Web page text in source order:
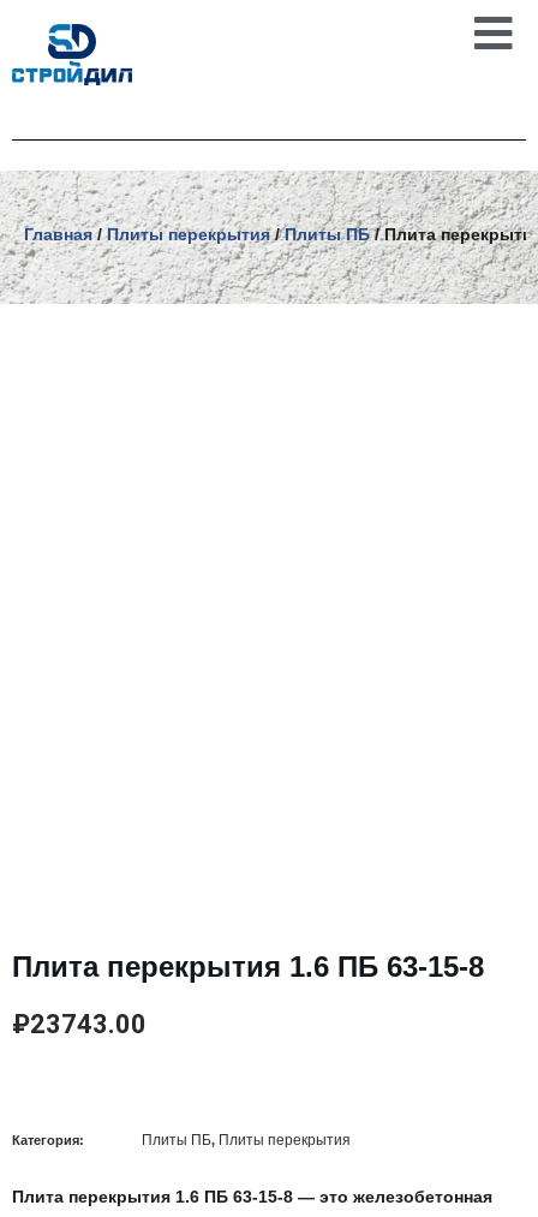
Перейти
Главная/Плиты перекрытия/Плиты ПБ/ Плита
Плита перекрытия 1.6 ПБ 63-15-8
₽23743.00
Категория: Плиты ПБ, Плиты перекрытия
Плита перекрытия 1.6 ПБ 63-15-8 — это железобетонная